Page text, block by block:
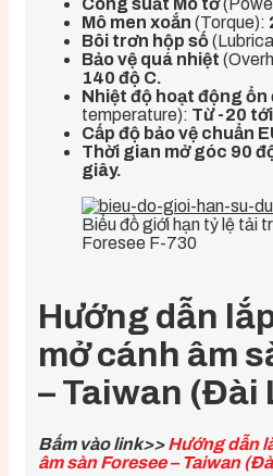
Mô men xoắn (Torque):
Bôi trơn hộp số
Bảo vệ quá nhiệt
140 độ C.
Nhiệt độ hoạt động ổn
temperature): Từ -20
Cấp độ bảo vệ chuẩn
Thời gian mở góc 90
giây.
Biểu đồ giới hạn tỷ lệ tải
Foresee F-730
Hướng dẫn
mở cánh âm
– Taiwan (Đài
Bấm vào link>>Hướng dẫn
âm sàn Foresee – Taiwan